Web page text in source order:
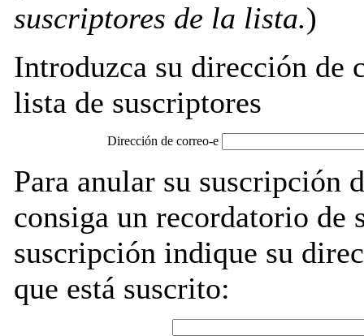
suscriptores de la lista.)
Introduzca su dirección de
lista de suscriptores
Dirección de correo-e
Para anular su suscripción
consiga un recordatorio de
suscripción indique su
que está suscrito: